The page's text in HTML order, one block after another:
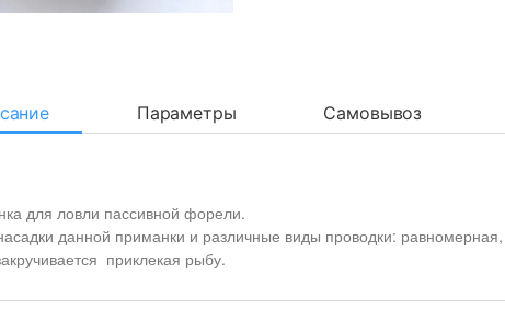
Параметры Самовывоз
для ловли пассивной форели.
данной приманки и различные виды проводки:
приклекая рыбу.